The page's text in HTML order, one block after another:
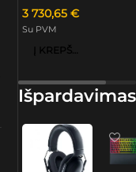
3 730,65 €
Su PVM
Į KREPŠELĮ
Išpardavimas